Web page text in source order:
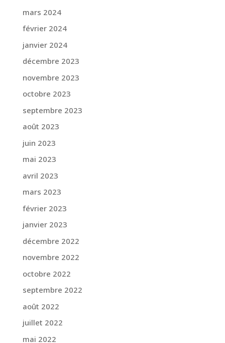
mars 2024
février 2024
janvier 2024
décembre 2023
novembre 2023
octobre 2023
septembre 2023
août 2023
juin 2023
mai 2023
avril 2023
mars 2023
février 2023
janvier 2023
décembre 2022
novembre 2022
octobre 2022
septembre 2022
août 2022
juillet 2022
mai 2022